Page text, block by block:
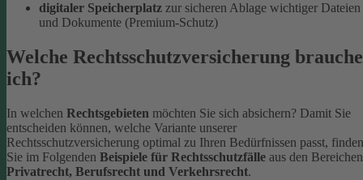
digitaler Speicherplatz zur sicheren Ablage wichtiger Dateien
und Dokumente (Premium-Schutz)
Welche Rechtsschutzversicherung brauche
ich?
In welchen Rechtsgebieten möchten Sie sich absichern? Damit Sie
entscheiden können, welche Variante unserer
Rechtsschutzversicherung optimal zu Ihren Bedürfnissen passt, finden
Sie im Folgenden Beispiele für Rechtsschutzfälle aus den Bereichen
Privatrecht, Berufsrecht und Verkehrsrecht.